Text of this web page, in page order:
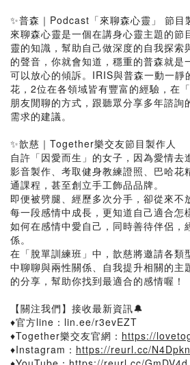
✨普森｜Podcast「來聊森心靈」 節目
來聊森心靈是一個在講身心靈主題的節
靈的知識，幫助自己做深度的自我探索
的聲音，你就會知道，穩重的普森就是
可以放心的傾訴。IRIS與普森一動一靜
花，2位在各領域皆有豐富的經驗，在
朋友閒聊的方式，跟聽眾分享多年諮詢
需求的建議。
✨歆慈｜Together樂交友節目製作人
自許「因愛而生」的女子，因為愛情去
影音製作、考取健身教練證照、巴哈花
通課程，甚至創立手工飾品品牌。
即便被劈腿、經歷多次分手，卻從來不
每一段感情中成長，更知道自己適合怎
如何在感情中愛自己，同時善待伴侶，
係。
在「脫單訓練班」中，歆慈將邀請各類
中聊聊與兩性關係、自我提升相關的主
的分享，幫助你找到最適合的感情喔！
【關注我們】接收最新資訊🔔
♦官方line：lin.ee/r3evEZT
♦Together樂交友官網： https://
♦Instagram： https://reurl.cc/N4Dpkn